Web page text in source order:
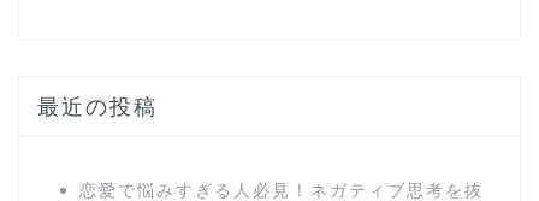
最近の投稿
恋愛で悩みすぎる人必見！ネガティブ思考を抜